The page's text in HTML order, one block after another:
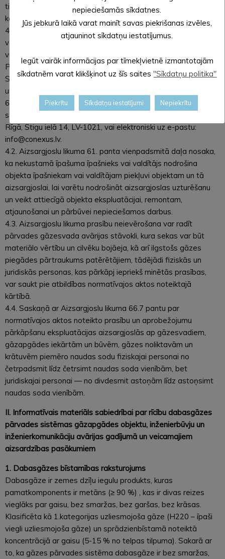
tiek sagatavoti un nosūtīti saskaņā ar šajā sistēmā noteikto
kārtību);
4.1.2. pirms jebkādu būvdarbu uzsākšanas vai citu darbu
veikšanas, kas saistīts ar zemes rakšanas darbiem (noslēgt
vienošanos par zemes darbu veikšanu Objekta aizsargjoslā.
Par vienošanās slēgšanas kārtību informācija saņemama
Sabiedrības Saimnieciskā nodrošinājuma Tehnisko noteikumu
un aizsargjoslu uzraudzības daļā uz tālruņiem: 67819027;
67443808 un 67819033. Iesniegums par rakšanas darbu
saņemšanu jāsūta pa pastu uz Sabiedrības juridisko adresi
Rīgā, Stigu ielā 14, LV-1021, vai elektroniski uz e-pastu:
info@conexus.lv.
4.2. Aizsargjoslu likuma 61. panta vienpadsmitā daļa nosaka,
ka nekustamā īpašuma īpašnieks vai valdītājs nodrošina
objekta īpašniekam vai valdītājam piekļuvi objektam un tā
aizsargjoslai, lai varētu nodrošināt aizsargjoslas uzturēšanu
un veikt attiecīgā objekta ekspluatācijai, remontam,
atjaunošanai un pārbūvei nepieciešamos darbus.
4.3. Aizsargjoslu likuma prasību neievērošana var radīt
pārvades gāzesvada avārijas stāvokli, kura sekas var būt
materiālo vērtību un cilvēku bojāeja, kā arī ilgstošs gāzes
piegādes pārtraukums patērētājiem, tādējādi fiziskās un
juridiskās personas, kas pārkāpj iepriekš minētās prasības,
var saukt pie atbildības normatīvajos aktos noteiktajā
kārtībā.
4.4. Saskaņā ar Aizsargjoslu likuma 66.7 pantu par
normatīvajos aktos noteikto prasību un aprobežojumu
pārkāpšanu ekspluatācijas aizsargjoslās ap gāzesvadiem,
gāzapgādes iekārtām un būvēm, gāzes noliktavām un
krātuvēm piemēro naudas sodu fiziskajai personai no
četrpadsmit līdz četrsimt naudas soda vienībām, bet
juridiskajai personai — no divdesmit astoņām līdz astoņsimt
naudas soda vienībām.
II. Informatīvais materiāls sabiedrībai par rīcību dabasgāzes
pārvades sistēmas gāzapgādes objektu, inženierbūvju un
inženierkomunikāciju avārijas gadījumā un veicamajiem
aizsardzības pasākumiem
1. Dabasgāzes bīstamības raksturojums
Dabasgāze ir zemes dzīļu iegulu produkts, kuras
pamatkomponents ir metāns (≥ 90 %) , kas ir divas reizes
vieglāks par gaisu, bez smaržas, bez garšas, bez krāsas.
Klasificēta kā 1.kategorijas uzliesmojoša gāze (H220 – īpaši
viegli uzliesmojoša gāze) un sprādzienbīstamā noteiktā
koncentrācijā ar gaisu (5-15 % no telpas tilpuma). Sakarā ar
to, ka gāzes pārvades sistēma dabasgāze ir bez smaržas,
nepieciešamās sīkdatnes.
Jūs jebkurā laikā varat mainīt savas piekrišanas izvēles,
atjauninot sīkdatņu iestatījumus.
Iegūt vairāk informācijas par tīmekļvietnē izmantotajām
sīkdatnēm varat klikšķinot uz šīs saites "Sīkdatņu politika"
Piekrītu Sīkdatņu iestatījumi Nepiekrītu